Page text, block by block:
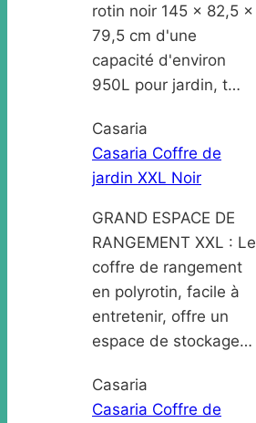
rotin noir 145 x 82,5 x
79,5 cm d'une
capacité d'environ
950L pour jardin, t…
Casaria
Casaria Coffre de
jardin XXL Noir
GRAND ESPACE DE
RANGEMENT XXL : Le
coffre de rangement
en polyrotin, facile à
entretenir, offre un
espace de stockage…
Casaria
Casaria Coffre de